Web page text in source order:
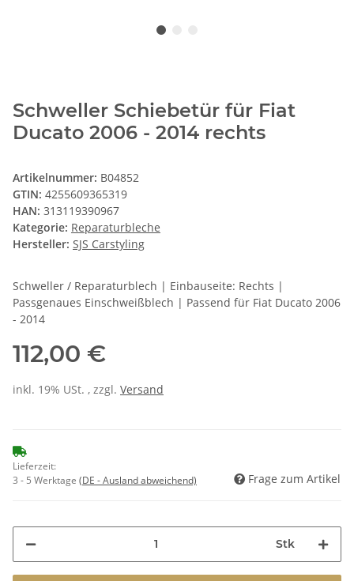
Schweller Schiebetür für Fiat
Ducato 2006 - 2014 rechts
Artikelnummer: B04852
GTIN: 4255609365319
HAN: 313119390967
Kategorie: Reparaturbleche
Hersteller: SJS Carstyling
Schweller / Reparaturblech | Einbauseite: Rechts |
Passgenaues Einschweißblech | Passend für Fiat Ducato 2006
- 2014
112,00 €
inkl. 19% USt. , zzgl. Versand
Lieferzeit:
3 - 5 Werktage (DE - Ausland abweichend) Frage zum Artikel
Stk